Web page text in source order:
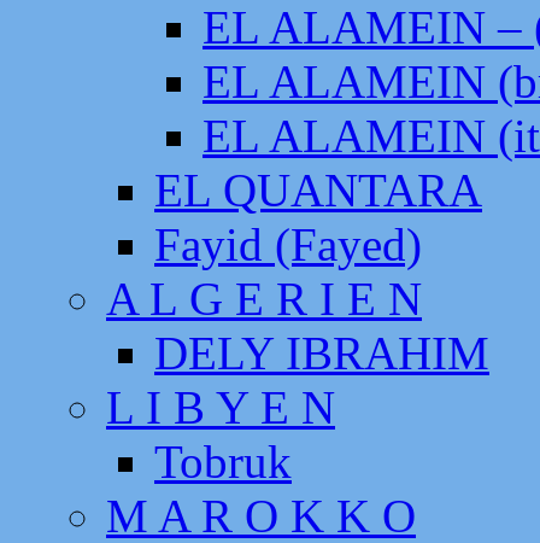
EL ALAMEIN –
EL ALAMEIN
EL ALAMEIN
EL QUANTARA
Fayid (Fayed)
A L G E R I E N
DELY IBRAHIM
L I B Y E N
Tobruk
M A R O K K O